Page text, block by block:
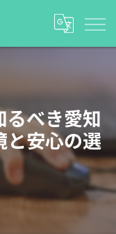
べき愛知
と安心の選